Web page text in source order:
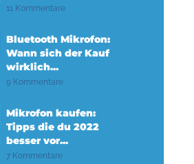
11 Kommentare
Bluetooth Mikrofon:
Wann sich der Kauf
wirklich...
9 Kommentare
Mikrofon kaufen:
Tipps die du 2022
besser vor...
7 Kommentare